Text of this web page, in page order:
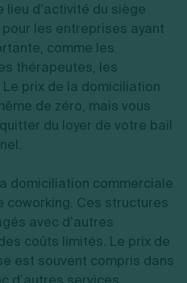
d’activité du siège
les entreprises ayant
comme les
thérapeutes, les
prix de la domiciliation
de zéro, mais vous
du loyer de votre bail
domiciliation commerciale
coworking. Ces structures
avec d’autres
coûts limités. Le prix de
est souvent compris dans